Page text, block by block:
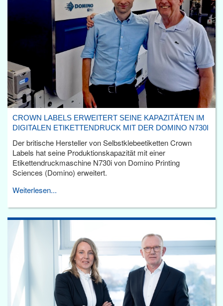
CROWN LABELS ERWEITERT SEINE KAPAZITÄTEN IM
DIGITALEN ETIKETTENDRUCK MIT DER DOMINO N730I
Der britische Hersteller von Selbstklebeetiketten Crown
Labels hat seine Produktionskapazität mit einer
Etikettendruckmaschine N730i von Domino Printing
Sciences (Domino) erweitert.
Weiterlesen...